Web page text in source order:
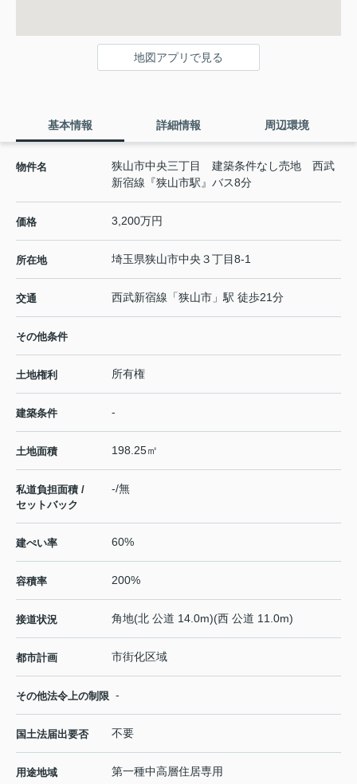
地図アプリで見る
基本情報 詳細情報 周辺環境
物件名
狭山市中央三丁目 建築条件なし売地 西武
新宿線『狭山市駅』バス8分
価格 3,200万円
所在地 埼玉県狭山市中央 ３丁目8-1
交通 西武新宿線 「狭山市 」駅 徒歩21分
その他条件
土地権利 所有権
建築条件 -
土地面積 198.25㎡
私道負担面積 /
セットバック
-/無
建ぺい率 60%
容積率 200%
接道状況 角地(北 公道 14.0m)(西 公道 11.0m)
都市計画 市街化区域
その他法令上の制限 -
国土法届出要否 不要
用途地域 第一種中高層住居専用